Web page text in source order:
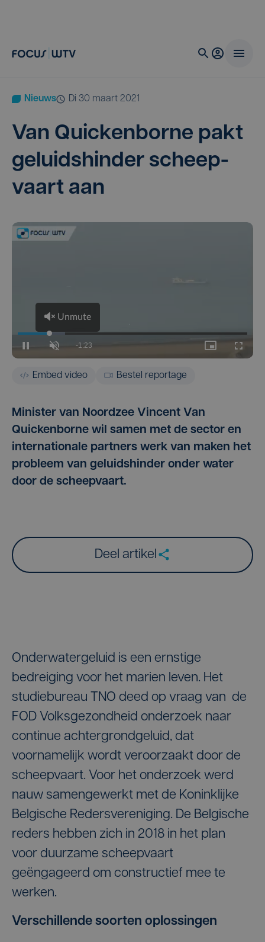
Nieuws di 30 maart 2021
Van Quic­ken­bor­ne pakt
geluids­hin­der scheep­
vaart aan
Embed video Bestel reportage
Minister van Noordzee Vincent Van
Quickenborne wil samen met de sector en
internationale partners werk van maken het
probleem van geluidshinder onder water
door de scheepvaart.
Deel artikel
Onderwatergeluid is een ernstige
bedreiging voor het marien leven. Het
studiebureau TNO deed op vraag van de
FOD Volksgezondheid onderzoek naar
continue achtergrondgeluid, dat
voornamelijk wordt veroorzaakt door de
scheepvaart. Voor het onderzoek werd
nauw samengewerkt met de Koninklijke
Belgische Redersvereniging. De Belgische
reders hebben zich in 2018 in het plan
voor duurzame scheepvaart
geëngageerd om constructief mee te
werken.
Verschillende soorten oplossingen